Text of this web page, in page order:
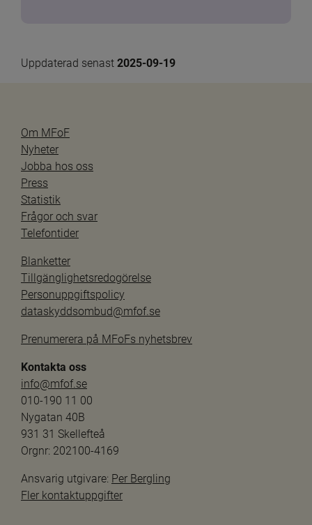
Uppdaterad senast 2025-09-19
Om MFoF
Nyheter
Jobba hos oss
Press
Statistik
Frågor och svar
Telefontider
Blanketter
Tillgänglighetsredogörelse
Personuppgiftspolicy
dataskyddsombud@mfof.se
Prenumerera på MFoFs nyhetsbrev
Kontakta oss
info@mfof.se
010-190 11 00
Nygatan 40B
931 31 Skellefteå
Orgnr: 202100-4169
Ansvarig utgivare: Per Bergling
Fler kontaktuppgifter